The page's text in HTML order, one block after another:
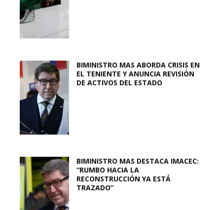
BIMINISTRO MAS ABORDA CRISIS EN
EL TENIENTE Y ANUNCIA REVISIÓN
DE ACTIVOS DEL ESTADO
BIMINISTRO MAS DESTACA IMACEC:
“RUMBO HACIA LA
RECONSTRUCCIÓN YA ESTÁ
TRAZADO”